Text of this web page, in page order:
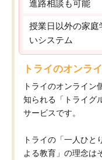
進路相談も可能
授業日以外の家庭
いシステム
トライのオンラ
トライのオンライン
知られる「トライグ
サービスです。
トライの「一人ひと
よる教育」の理念は